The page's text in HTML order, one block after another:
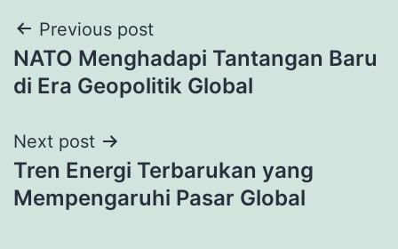
Post
navigation
Previous post
NATO Menghadapi Tantangan Baru
di Era Geopolitik Global
Next post
Tren Energi Terbarukan yang
Mempengaruhi Pasar Global